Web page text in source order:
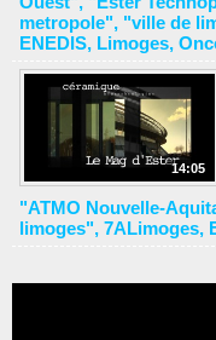
metropole", "ville de
ENEDIS, Limoges,
14:05
"ATMO Nouvelle-
limoges", 7ALimoges,